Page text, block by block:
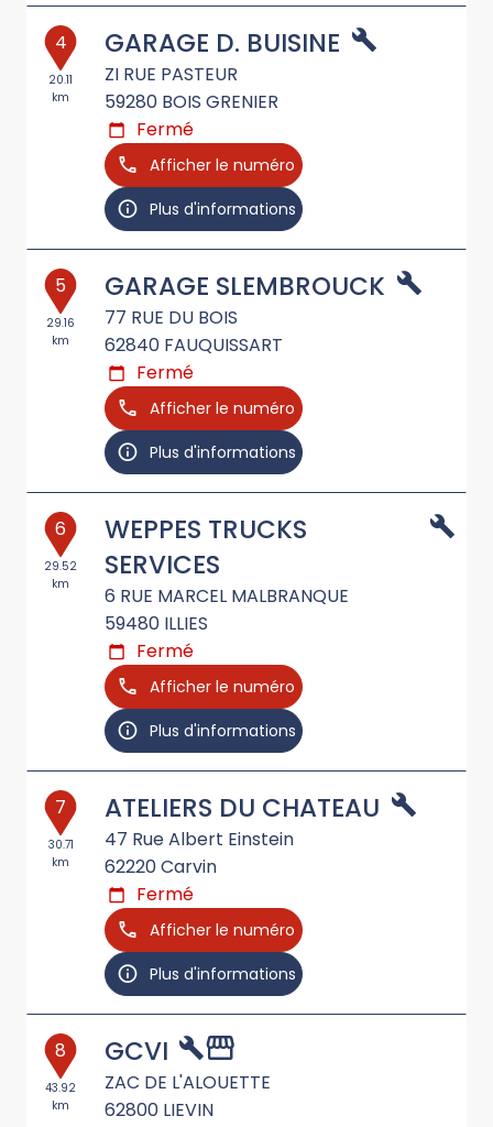
4
20.11
km
GARAGE D. BUISINE
ZI RUE PASTEUR
59280 BOIS GRENIER
Fermé
Afficher le numéro
Plus d'informations
5
29.16
km
GARAGE SLEMBROUCK
77 RUE DU BOIS
62840 FAUQUISSART
Fermé
Afficher le numéro
Plus d'informations
6
29.52
km
WEPPES TRUCKS
SERVICES
6 RUE MARCEL MALBRANQUE
59480 ILLIES
Fermé
Afficher le numéro
Plus d'informations
7
30.71
km
ATELIERS DU CHATEAU
47 Rue Albert Einstein
62220Carvin
Fermé
Afficher le numéro
Plus d'informations
8
43.92
km
GCVI
ZAC DE L'ALOUETTE
62800 LIEVIN